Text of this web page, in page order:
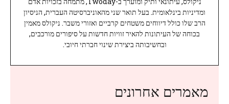
ומדיניות בינלאומית. בעל תואר שני מהאוניברסיטה העברית, הניסיון
הרב שלו כולל דיווחים משטחים קרביים ואזורי משבר. ניקולס מאמין
בכוחה של העיתונות להאיר זוויות חדשות על סיפורים מורכבים,
ובחשיבותה ביצירת שינוי חברתי חיובי.
מאמרים אחרונים